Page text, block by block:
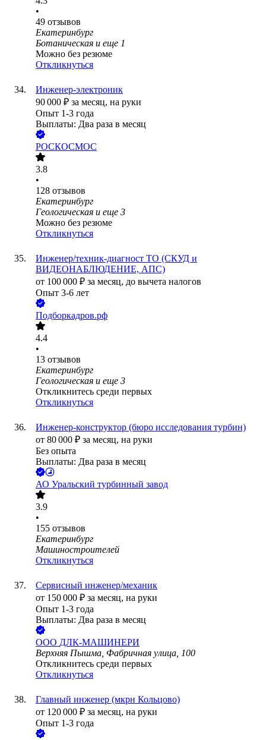
•
49 отзывов
Екатеринбург
Ботаническая и еще 1
Можно без резюме
Откликнуться
Инженер-электроник
90 000 ₽ за месяц, на руки
Опыт 1-3 года
Выплаты: Два раза в месяц
РОСКОСМОС
3.8
•
128 отзывов
Екатеринбург
Геологическая и еще 3
Можно без резюме
Откликнуться
Инженер/техник-диагност ТО (СКУД и
ВИДЕОНАБЛЮДЕНИЕ, АПС)
от 100 000 ₽ за месяц, до вычета налогов
Опыт 3-6 лет
Подборкадров.рф
4.4
•
13 отзывов
Екатеринбург
Геологическая и еще 3
Откликнитесь среди первых
Откликнуться
Инженер-конструктор (бюро исследования турбин)
от 80 000 ₽ за месяц, на руки
Без опыта
Выплаты: Два раза в месяц
АО Уральский турбинный завод
3.9
•
155 отзывов
Екатеринбург
Машиностроителей
Откликнуться
Сервисный инженер/механик
от 150 000 ₽ за месяц, на руки
Опыт 1-3 года
Выплаты: Два раза в месяц
ООО ДЛК-МАШИНЕРИ
Верхняя Пышма, Фабричная улица, 100
Откликнитесь среди первых
Откликнуться
Главный инженер (мкрн Кольцово)
от 120 000 ₽ за месяц, на руки
Опыт 1-3 года